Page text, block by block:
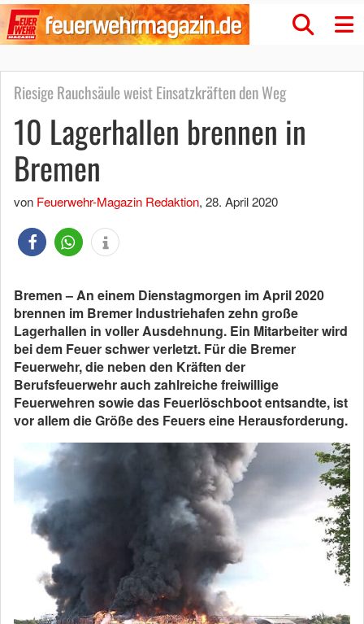
Riesige Rauchsäule weist Einsatzkräften den Weg
10 Lagerhallen brennen in
Bremen
von Feuerwehr-Magazin Redaktion, 28. April 2020
Bremen – An einem Dienstagmorgen im April 2020
brennen im Bremer Industriehafen zehn große
Lagerhallen in voller Ausdehnung. Ein Mitarbeiter wird
bei dem Feuer schwer verletzt. Für die Bremer
Feuerwehr, die neben den Kräften der
Berufsfeuerwehr auch zahlreiche freiwillige
Feuerwehren sowie das Feuerlöschboot entsandte, ist
vor allem die Größe des Feuers eine Herausforderung.